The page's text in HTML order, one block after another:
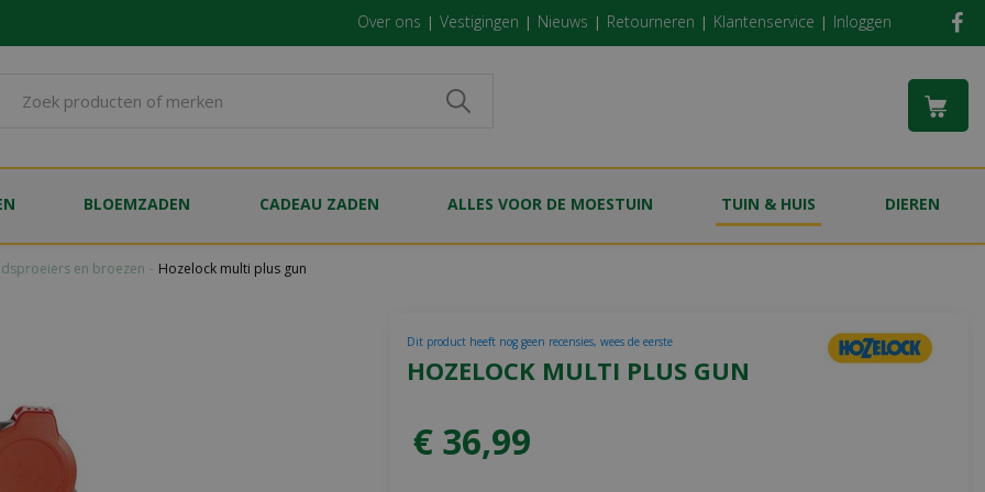
en broezen Hozelock multi plus gun
Over ons Vestigingen Nieuws Retourneren Klantenservice Inloggen
BLOEMZADEN CADEAU ZADEN ALLES VOOR DE MOESTUIN TUIN & HUIS DIEREN
HOZELOCK MULTI PLUS GUN
Dit product heeft nog geen recensies, wees de eerste
€ 36,99